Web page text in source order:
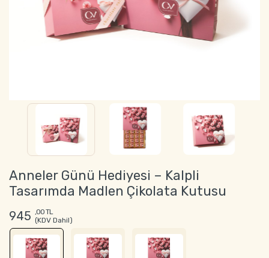
Anneler Günü Hediyesi – Kalpli
Tasarımda Madlen Çikolata Kutusu
945 ,00 TL
(KDV Dahil)